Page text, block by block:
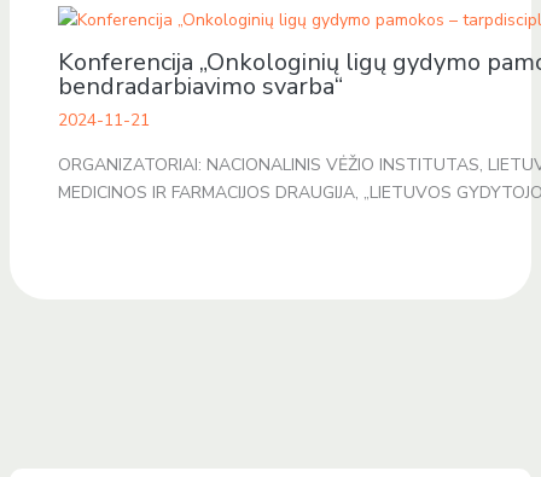
Konferencija „Onkologinių ligų gydymo
bendradarbiavimo svarba“
2024-11-21
ORGANIZATORIAI: NACIONALINIS VĖŽIO INSTITUTAS,
MEDICINOS IR FARMACIJOS DRAUGIJA, „LIETUVOS